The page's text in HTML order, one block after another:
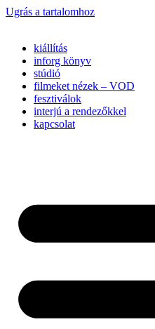
Ugrás a tartalomhoz
kiállítás
inforg könyv
stúdió
filmeket nézek – VOD
fesztiválok
interjú a rendezőkkel
kapcsolat